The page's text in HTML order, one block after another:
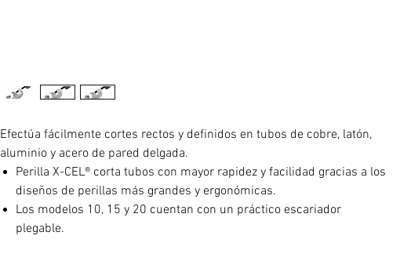
Efectúa fácilmente cortes rectos y definidos en tubos de cobre, latón,
aluminio y acero de pared delgada.
Perilla X-CEL® corta tubos con mayor rapidez y facilidad gracias a los
diseños de perillas más grandes y ergonómicas.
Los modelos 10, 15 y 20 cuentan con un práctico escariador
plegable.